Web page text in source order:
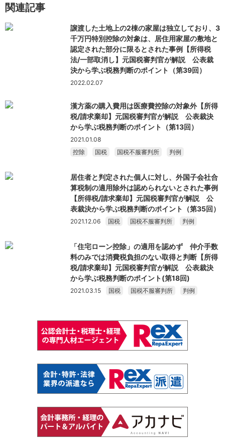
関連記事
譲渡した土地上の2棟の家屋は独立しており、3
千万円特別控除の対象は、居住用家屋の敷地と
認定された部分に限るとされた事例【所得税
法/一部取消し】元国税審判官が解説 公表裁
決から学ぶ税務判断のポイント（第39回）
2022.02.07
漢方薬の購入費用は医療費控除の対象外【所得
税/請求棄却】元国税審判官が解説 公表裁決
から学ぶ税務判断のポイント（第13回）
2021.01.08
控除
国税 国税不服審判所 判例
居住者と判定された個人に対し、外国子会社合
算税制の適用除外は認められないとされた事例
【所得税/請求棄却】元国税審判官が解説 公
表裁決から学ぶ税務判断のポイント（第35回）
2021.12.06 国税 国税不服審判所 判例
「住宅ローン控除」の適用を認めず 仲介手数
料のみでは消費税負担のない取得と判断【所得
税/請求棄却】元国税審判官が解説 公表裁決
から学ぶ税務判断のポイント(第18回)
2021.03.15 国税 国税不服審判所 判例